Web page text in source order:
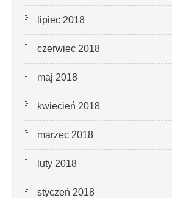
lipiec 2018
czerwiec 2018
maj 2018
kwiecień 2018
marzec 2018
luty 2018
styczeń 2018